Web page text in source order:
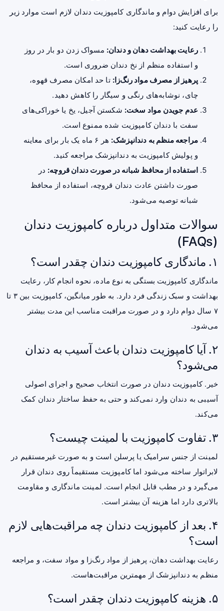
برای افزایش دوام و ماندگاری کامپوزیت دندان لازم است موارد زیر
را رعایت کنید:
رعایت بهداشت دهان و دندان: مسواک زدن دو بار در روز
و استفاده منظم از نخ دندان ضروری است.
پرهیز از مصرف مواد رنگ‌زا: تا حد امکان مصرف قهوه،
چای، نوشابه‌های رنگی و سیگار را کاهش دهید.
عدم جویدن مواد سخت: شکستن آجیل، یخ یا خوراکی‌های
سفت با دندان کامپوزیت شده ممنوع است.
مراجعه منظم به دندانپزشک:
هر ۶ ماه یک بار برای معاینه
و پولیش کامپوزیت به دندانپزشک مراجعه کنید.
استفاده از محافظ شبانه در صورت دندان قروچه: در
صورت داشتن عادت دندان قروچه، استفاده از محافظ
شبانه توصیه می‌شود.
سوالات متداول درباره کامپوزیت دندان
(FAQs)
۱. ماندگاری کامپوزیت دندان چقدر است؟
ماندگاری کامپوزیت بستگی به نوع ماده، نحوه انجام کار، رعایت
بهداشت و سبک زندگی فرد دارد. به طور میانگین، کامپوزیت بین ۳ تا
۷ سال دوام دارد و در صورت مراقبت مناسب این مدت بیشتر
می‌شود.
۲. آیا کامپوزیت دندان باعث آسیب به دندان
می‌شود؟
خیر. کامپوزیت دندان در صورت انتخاب صحیح و اجرای اصولی
آسیبی به دندان وارد نمی‌کند و حتی به حفظ ساختار دندان کمک
می‌کند.
۳. تفاوت کامپوزیت با لمینت چیست؟
لمینت از جنس سرامیک یا پرسلن است و به صورت غیرمستقیم در
لابراتوار ساخته می‌شود اما کامپوزیت مستقیماً روی دندان قرار
می‌گیرد و در مطب قابل انجام است. لمینت ماندگاری و مقاومت
بالاتری دارد اما هزینه آن بیشتر است.
۴. بعد از کامپوزیت دندان چه مراقبت‌هایی لازم
است؟
رعایت بهداشت دهان، پرهیز از مواد رنگ‌زا و مواد سفت، و مراجعه
منظم به دندانپزشک از مهمترین مراقبت‌هاست.
۵. هزینه کامپوزیت دندان چقدر است؟